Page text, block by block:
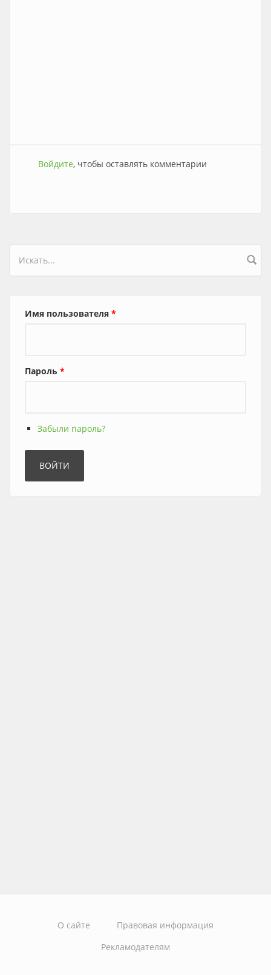
Войдите, чтобы оставлять комментарии
Форма поиска
Имя пользователя *
Пароль *
Забыли пароль?
О сайте
Правовая информация
Рекламодателям